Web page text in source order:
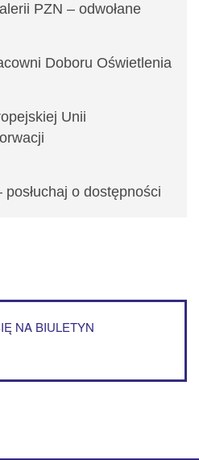
PZN – odwołane
Doboru Oświetlenia
Unii
o dostępności
NA BIULETYN